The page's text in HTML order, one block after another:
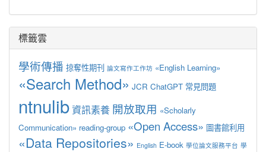
標籤雲
學術傳播 掠奪性期刊 論文寫作工作坊 «English Learning»
«Search Method» JCR ChatGPT 常見問題
ntnulib資訊素養 開放取用 «Scholarly
Communication» reading-group «Open Access» 圖書館利用
«Data Repositories» English E-book 學位論文服務平台 學